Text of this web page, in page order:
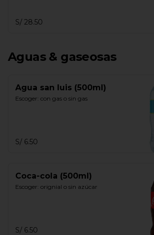
S/ 28.50
Aguas & gaseosas
Agua san luis (500ml)
Escoger: con gas o sin gas
S/ 6.50
Coca-cola (500ml)
Escoger: orignial o sin azúcar
S/ 6.50